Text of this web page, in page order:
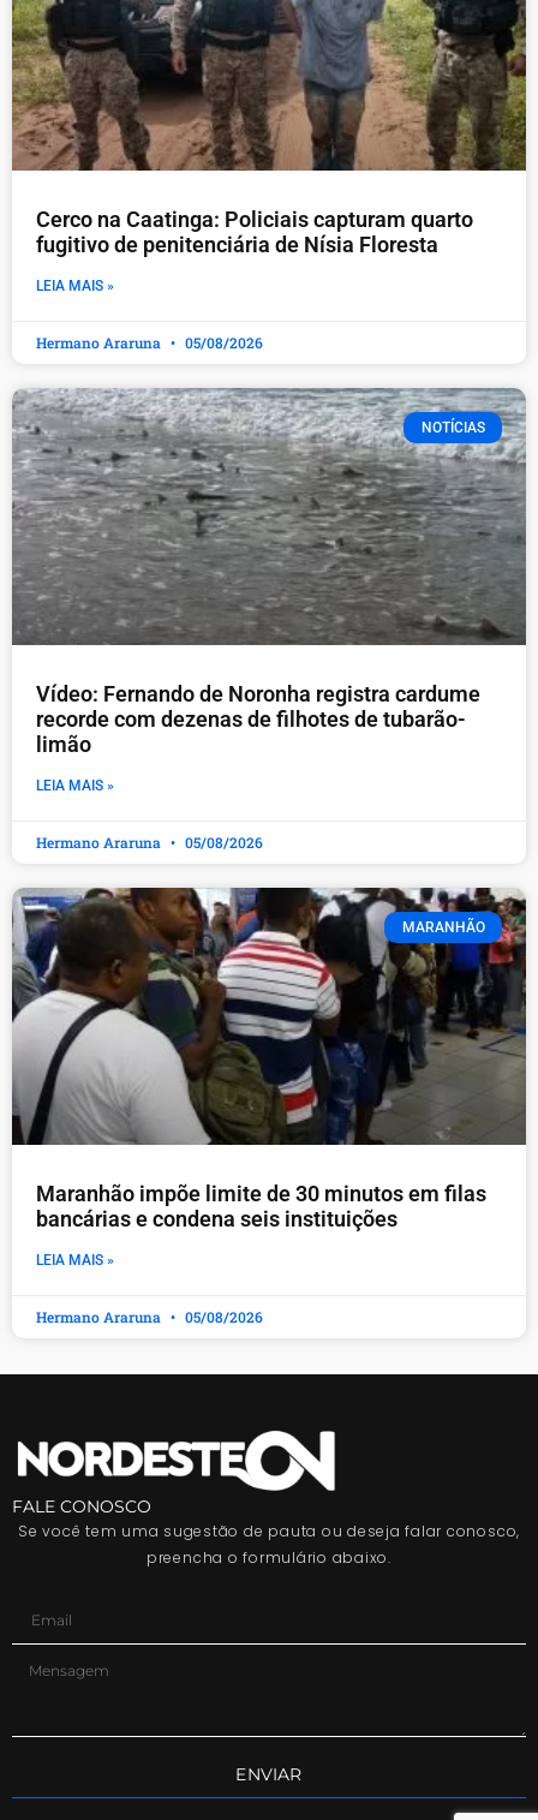
Cerco na Caatinga: Policiais capturam quarto
fugitivo de penitenciária de Nísia Floresta
LEIA MAIS »
Hermano Araruna 05/08/2026
NOTÍCIAS
Vídeo: Fernando de Noronha registra cardume
recorde com dezenas de filhotes de tubarão-
limão
LEIA MAIS »
Hermano Araruna 05/08/2026
MARANHÃO
Maranhão impõe limite de 30 minutos em filas
bancárias e condena seis instituições
LEIA MAIS »
Hermano Araruna 05/08/2026
FALE CONOSCO
Se você tem uma sugestão de pauta ou deseja falar conosco,
preencha o formulário abaixo.
ENVIAR